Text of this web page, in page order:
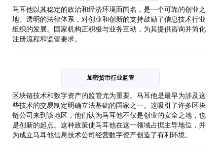
马耳他以其稳定的政治和经济环境而闻名，是一个可靠的创业之
地。透明的法律体系，对创业和创新的支持鼓励了信息技术行业
组织的发展。国家机构正积极与业务互动，为其提供咨询并简化
注册流程和监管要求。
加密货币行业监管
区块链技术和数字资产的监管尤为重要。马耳他是最早为涉及这
些技术的交易制定明确立法基础的国家之一。这吸引了许多区块
链公司来到该地区，他们认为马耳他不仅是创业的安全之地，也
是创新的起点。这种政策使马耳他在这一领域占据主导地位，并
为成立马耳他信息技术公司经营数字资产创造了有利环境。